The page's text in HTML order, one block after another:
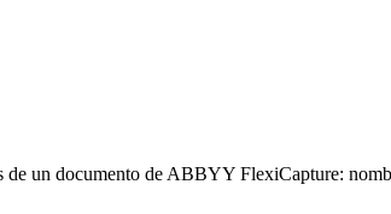
un documento de ABBYY FlexiCapture: